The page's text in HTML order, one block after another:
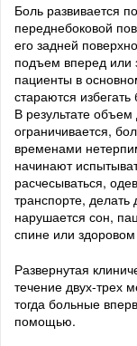
Боль развивается
переднебоковой
его задней
подъем вперед или
пациенты в
стараются
В результате
ограничивается,
временами
начинают
расчесываться,
транспорте,
нарушается сон,
спине или здоровом
Развернутая
течение двух-трех
тогда больные
помощью.